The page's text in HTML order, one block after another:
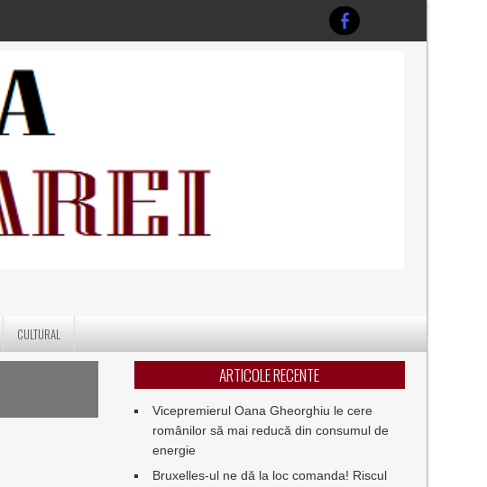
CULTURAL
ARTICOLE RECENTE
Vicepremierul Oana Gheorghiu le cere
românilor să mai reducă din consumul de
energie
Bruxelles-ul ne dă la loc comanda! Riscul